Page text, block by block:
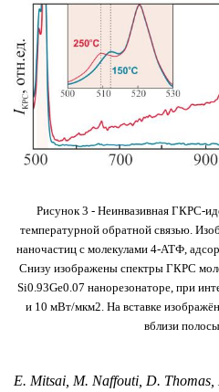
Рисунок 3 - Неинвазивная ГКРС-
температурной обратной связью.
наночастиц с молекулами 4-АТФ,
Снизу изображены спектры ГКРС
Si0.93Ge0.07 нанорезонаторе, при
и 10 мВт/мкм2. На вставке
вблизи
E. Mitsai, M. Naffouti, D. Thomas,